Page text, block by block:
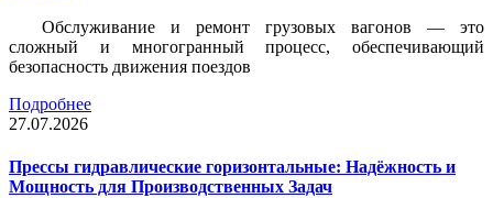
Обслуживание и ремонт грузовых вагонов — это
сложный и многогранный процесс, обеспечивающий
безопасность движения поездов
Подробнее
27.07.2026
Прессы гидравлические горизонтальные: Надёжность и
Мощность для Производственных Задач